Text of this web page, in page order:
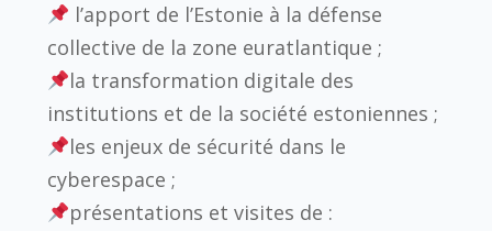
l’apport de l’Estonie à la défense
collective de la zone euratlantique ;
la transformation digitale des
institutions et de la société estoniennes ;
les enjeux de sécurité dans le
cyberespace ;
présentations et visites de :